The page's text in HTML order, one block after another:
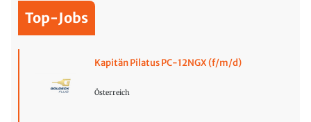
Top-Jobs
Kapitän Pilatus PC-12NGX (f/m/d)
Österreich